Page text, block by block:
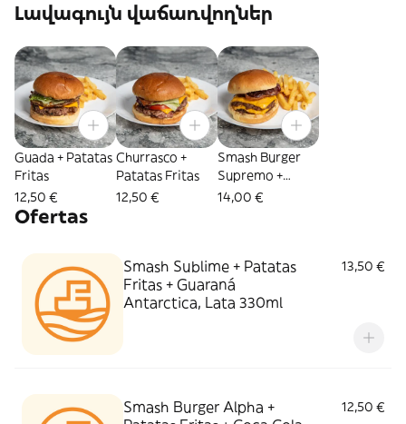
Լավագույն վաճառվողներ
Guada + Patatas
Fritas
12,50 €
Churrasco +
Patatas Fritas
12,50 €
Smash Burger
Supremo +
Patatas Fritas
14,00 €
Ofertas
Smash Sublime + Patatas
Fritas + Guaraná
Antarctica, Lata 330ml
13,50 €
Smash Burger Alpha +
12,50 €